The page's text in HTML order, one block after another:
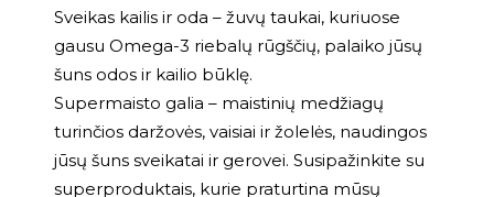
Sveikas kailis ir oda – žuvų taukai, kuriuose
gausu Omega-3 riebalų rūgščių, palaiko jūsų
šuns odos ir kailio būklę.
Supermaisto galia – maistinių medžiagų
turinčios daržovės, vaisiai ir žolelės, naudingos
jūsų šuns sveikatai ir gerovei. Susipažinkite su
superproduktais, kurie praturtina mūsų